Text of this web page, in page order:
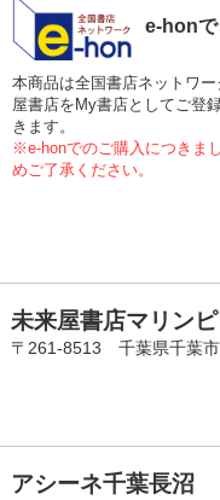
e-honで
本商品は全国書店ネットワ
屋書店をMy書店としてご登
きます。
※e-honでのご購入につきま
めご了承ください。
未来屋書店マリン
〒261-8513 千葉県千葉
アシーネ千葉長沼